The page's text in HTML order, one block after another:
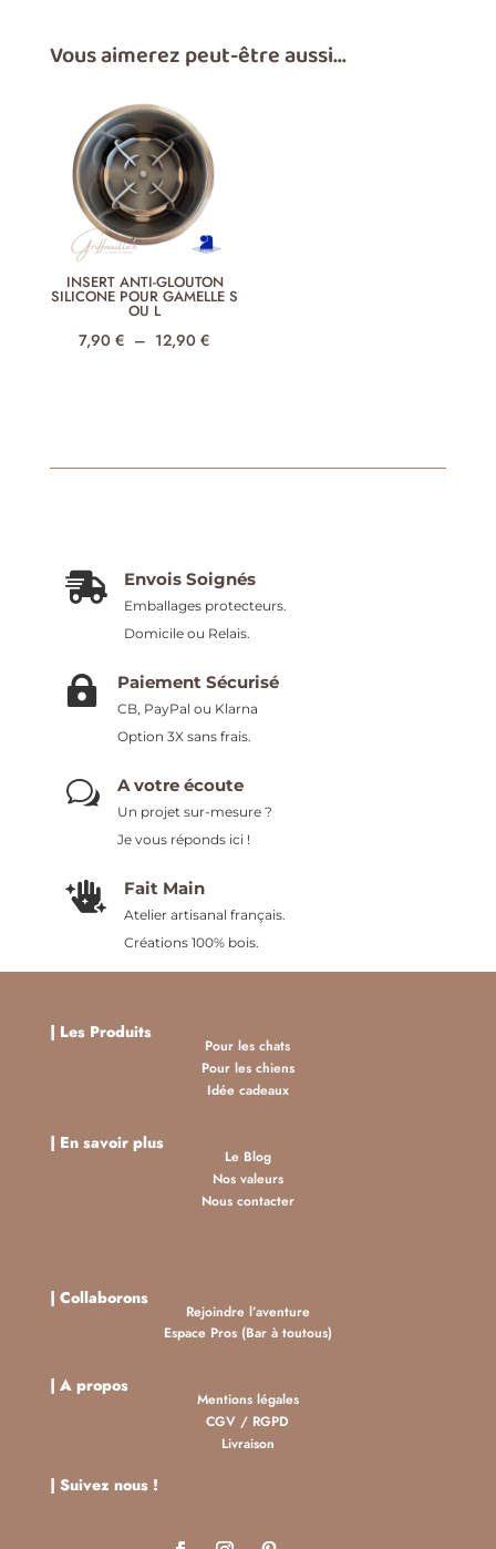
Vous aimerez peut-être aussi…
INSERT ANTI-GLOUTON
SILICONE POUR GAMELLE S
OU L
7,90€ – 12,90€
 Envois Soignés
Emballages protecteurs.
Domicile ou Relais.
 Paiement Sécurisé
CB, PayPal ou Klarna
Option 3X sans frais.
w A votre écoute
Un projet sur-mesure ?
Je vous réponds ici !
 Fait Main
Atelier artisanal français.
Créations 100% bois.
| Les Produits
Pour les chats
Pour les chiens
Idée cadeaux
| En savoir plus
Le Blog
Nos valeurs
Nous contacter
| Collaborons
Rejoindre l’aventure
Espace Pros (Bar à toutous)
| A propos
Mentions légales
CGV / RGPD
Livraison
| Suivez nous !